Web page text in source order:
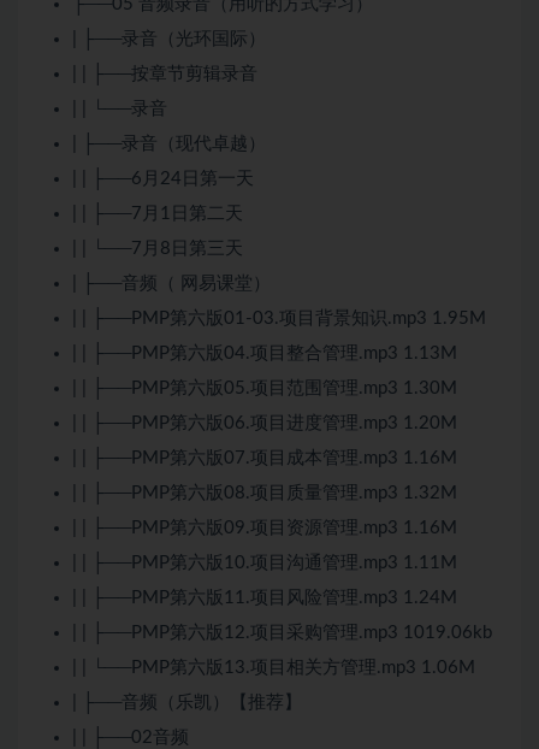
├──05 音频录音（用听的方式学习）
| ├──录音（光环国际）
| | ├──按章节剪辑录音
| | └──录音
| ├──录音（现代卓越）
| | ├──6月24日第一天
| | ├──7月1日第二天
| | └──7月8日第三天
| ├──音频（ 网易课堂）
| | ├──PMP第六版01-03.项目背景知识.mp3 1.95M
| | ├──PMP第六版04.项目整合管理.mp3 1.13M
| | ├──PMP第六版05.项目范围管理.mp3 1.30M
| | ├──PMP第六版06.项目进度管理.mp3 1.20M
| | ├──PMP第六版07.项目成本管理.mp3 1.16M
| | ├──PMP第六版08.项目质量管理.mp3 1.32M
| | ├──PMP第六版09.项目资源管理.mp3 1.16M
| | ├──PMP第六版10.项目沟通管理.mp3 1.11M
| | ├──PMP第六版11.项目风险管理.mp3 1.24M
| | ├──PMP第六版12.项目采购管理.mp3 1019.06kb
| | └──PMP第六版13.项目相关方管理.mp3 1.06M
| ├──音频（乐凯）【推荐】
| | ├──02音频